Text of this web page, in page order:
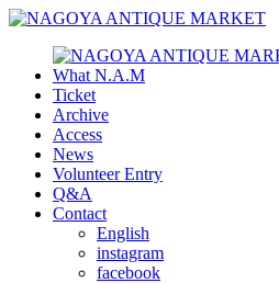
What N.A.M
Ticket
Archive
Access
News
Volunteer Entry
Q&A
Contact
English
instagram
facebook